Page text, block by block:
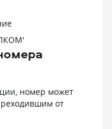
номер может
от